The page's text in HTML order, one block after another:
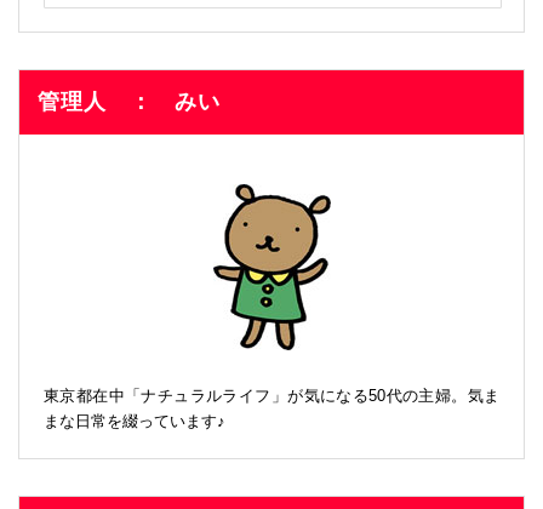
管理人 ： みい
東京都在中「ナチュラルライフ」が気になる50代の主婦。気ま
まな日常を綴っています♪